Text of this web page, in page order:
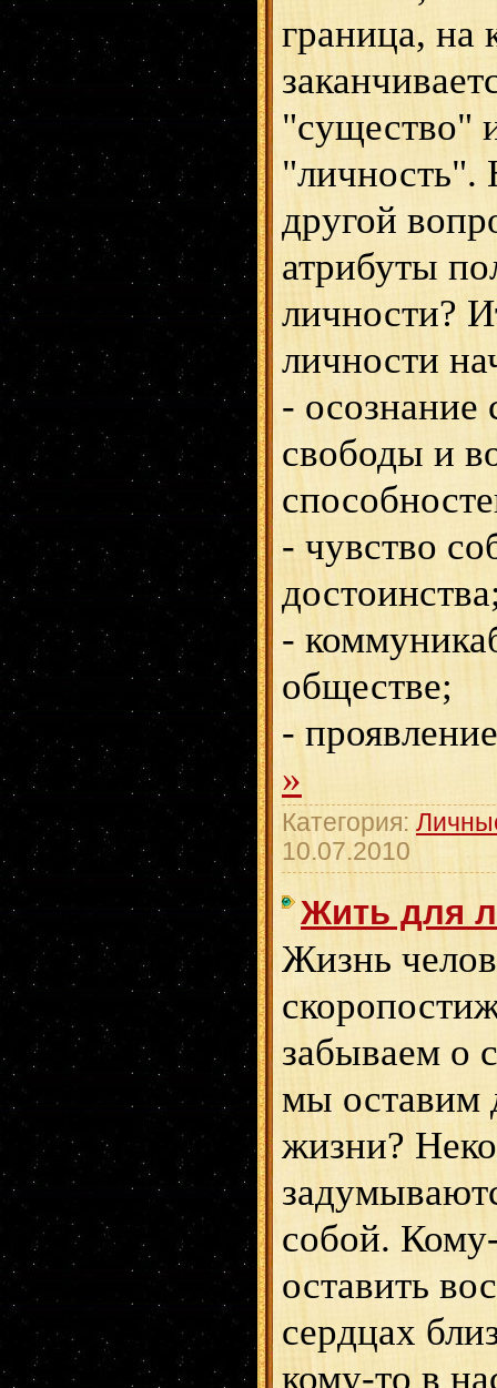
граница, на
"существо"
"личность".
другой
атрибуты
личности?
личности
- осознание
свободы и
- чувство
-
обществе;
-
»
Категория:
10.07.2010
Жить для
Жизнь
забываем о
мы оставим
жизни?
собой.
оставить
сердцах
кому-то в